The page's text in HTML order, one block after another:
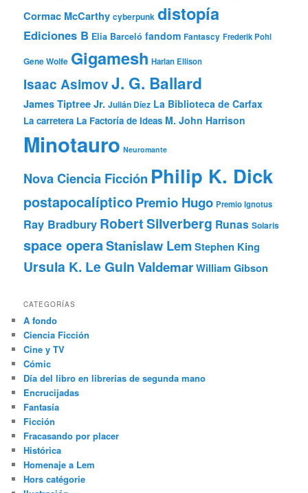
Cormac McCarthy cyberpunk distopía
Ediciones B Elia Barceló fandom Fantascy Frederik Pohl
Gene Wolfe Gigamesh Harlan Ellison
Isaac AsimovJ. G. Ballard
James Tiptree Jr. Julián Díez La Biblioteca de Carfax
La carretera La Factoría de Ideas M. John Harrison
Minotauro Neuromante
Nova Ciencia Ficción Philip K. Dick
postapocalípticoPremio Hugo Premio Ignotus
Ray Bradbury Robert Silverberg Runas Solaris
space operaStanislaw Lem Stephen King
Ursula K. Le GuinValdemarWilliam Gibson
CATEGORÍAS
A fondo
Ciencia Ficción
Cine y TV
Cómic
Día del libro en librerías de segunda mano
Encrucijadas
Fantasía
Ficción
Fracasando por placer
Histórica
Homenaje a Lem
Hors catégorie